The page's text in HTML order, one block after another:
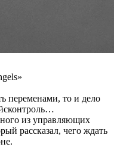
переменами, то и дело
из управляющих
рассказал, чего ждать